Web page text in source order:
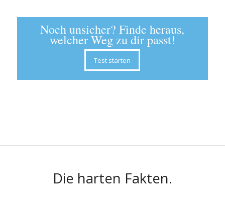
Noch unsicher? Finde heraus,
welcher Weg zu dir passt!
Test starten
Die harten Fakten.